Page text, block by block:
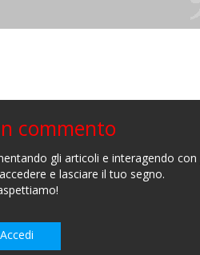
commento
gli articoli e interagendo
e lasciare il tuo segno.
Accedi